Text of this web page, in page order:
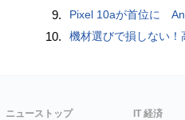
9. Pixel 10aが首位に Androidスマホ人
10. 機材選びで損しない！高須幹弥が辿り
ニューストップ IT 経済